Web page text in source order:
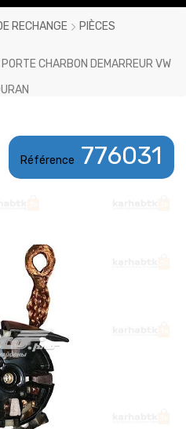
RECHANGE PIÈCES
PORTE CHARBON DEMARREUR VW
Référence 776031